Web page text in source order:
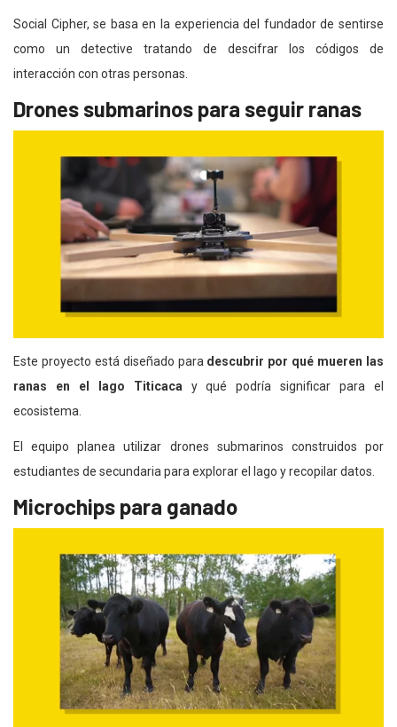
Social Cipher, se basa en la experiencia del fundador de sentirse
como un detective tratando de descifrar los códigos de
interacción con otras personas.
Drones submarinos para seguir ranas
Este proyecto está diseñado para descubrir por qué mueren las
ranas en el lago Titicaca y qué podría significar para el
ecosistema.
El equipo planea utilizar drones submarinos construidos por
estudiantes de secundaria para explorar el lago y recopilar datos.
Microchips para ganado